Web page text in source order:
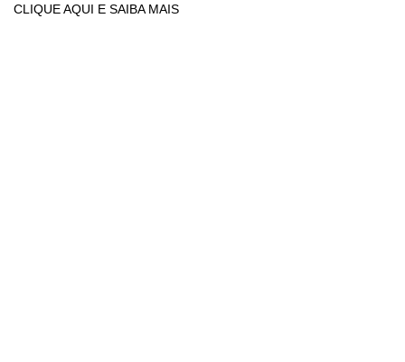
CLIQUE AQUI E SAIBA MAIS